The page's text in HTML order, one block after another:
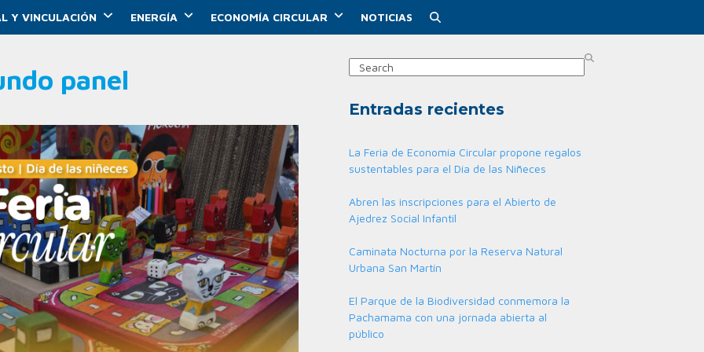
Y VINCULACIÓN ENERGÍA ECONOMÍA CIRCULAR NOTICIAS
panel Search
Entradas recientes
La Feria de Economía Circular propone regalos
sustentables para el Día de las Niñeces
Abren las inscripciones para el Abierto de
Ajedrez Social Infantil
Caminata Nocturna por la Reserva Natural
Urbana San Martín
El Parque de la Biodiversidad conmemora la
Pachamama con una jornada abierta al
público